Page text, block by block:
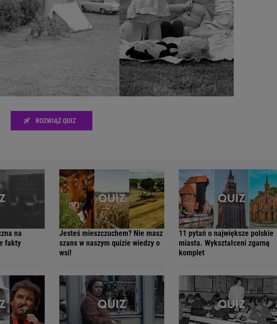
ROZWIĄŻ QUIZ
na
fakty
Jesteś mieszczuchem? Nie masz
szans w naszym quizie wiedzy o
wsi!
11 pytań o największe polskie
miasta. Wykształceni zgarną
komplet